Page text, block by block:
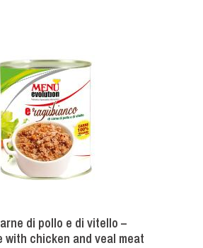
di pollo e di vitello –
with chicken and veal meat